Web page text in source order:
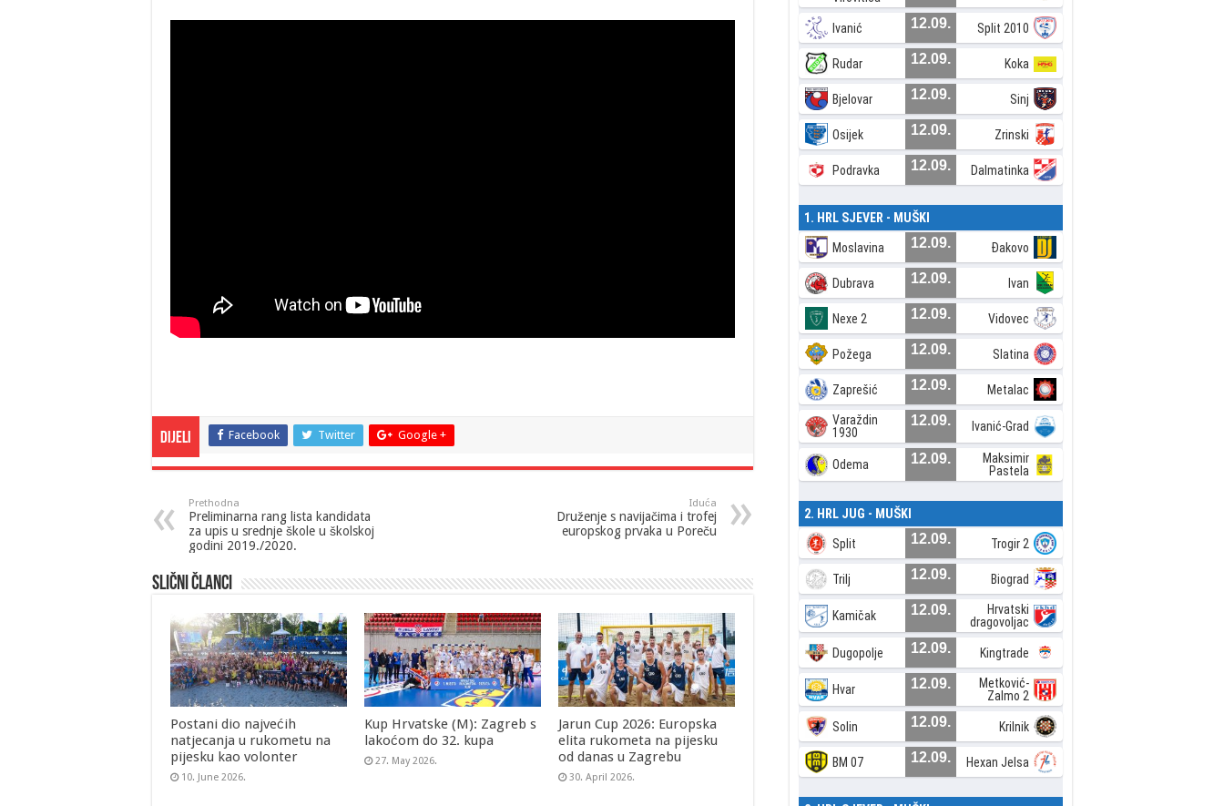
Dijeli Facebook Twitter Google +
Prethodna
Preliminarna rang lista kandidata
za upis u srednje škole u školskoj
godini 2019./2020.
Iduća
Druženje s navijačima i trofej
europskog prvaka u Poreču
Slični članci
Postani dio najvećih
natjecanja u rukometu na
pijesku kao volonter
10. June 2026.
Kup Hrvatske (M): Zagreb s
lakoćom do 32. kupa
27. May 2026.
Jarun Cup 2026: Europska
elita rukometa na pijesku
od danas u Zagrebu
30. April 2026.
Ivanić 12.09. Split 2010
Rudar 12.09. Koka
Bjelovar 12.09. Sinj
Osijek 12.09. Zrinski
Podravka 12.09. Dalmatinka
1. HRL SJEVER - MUŠKI
Moslavina 12.09. Đakovo
Dubrava 12.09. Ivan
Nexe 2 12.09. Vidovec
Požega 12.09. Slatina
Zaprešić 12.09. Metalac
Varaždin
1930
12.09. Ivanić-Grad
Odema 12.09.
Maksimir
Pastela
2. HRL JUG - MUŠKI
Split 12.09. Trogir 2
Trilj 12.09. Biograd
Kamičak 12.09.
Hrvatski
dragovoljac
Dugopolje 12.09. Kingtrade
Hvar 12.09.
Metković-
Zalmo 2
Solin 12.09. Krilnik
BM 07 12.09. Hexan Jelsa